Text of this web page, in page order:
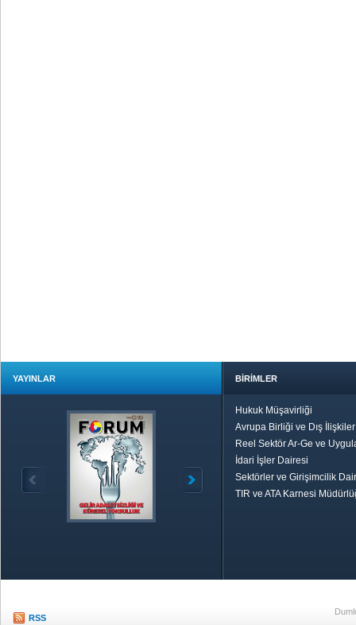
YAYINLAR BİRİMLER
Hukuk Müşavirliği
Avrupa Birliği ve Dış
Reel Sektör Ar-Ge ve
İdari İşler Dairesi
Sektörler ve Girişimcilik
TIR ve ATA Karnesi
RSS